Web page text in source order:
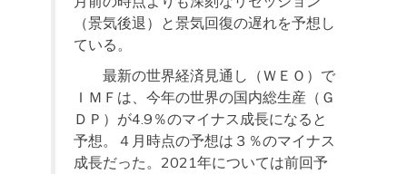
（景気後退）と景気回復の遅れを予想し
ている。
最新の世界経済見通し（ＷＥＯ）で
ＩＭＦは、今年の世界の国内総生産（Ｇ
ＤＰ）が4.9％のマイナス成長になると
予想。４月時点の予想は３％のマイナス
成長だった。2021年については前回予